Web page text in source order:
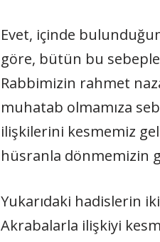
Evet, içinde
göre, bütün bu
Rabbimizin rahmet
muhatab olmamıza
ilişkilerini kesmemiz
hüsranla dönmemizin
Yukarıdaki hadislerin
Akrabalarla ilişkiyi